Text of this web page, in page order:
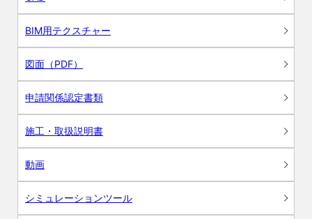
BIM用テクスチャー
図面（PDF）
申請関係認定書類
施工・取扱説明書
動画
シミュレーションツール